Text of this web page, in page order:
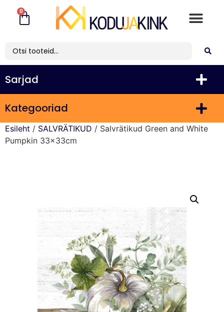
0
Sarjad
Kategooriad
Esileht / SALVRÄTIKUD / Salvrätikud Green and White
Pumpkin 33x33cm